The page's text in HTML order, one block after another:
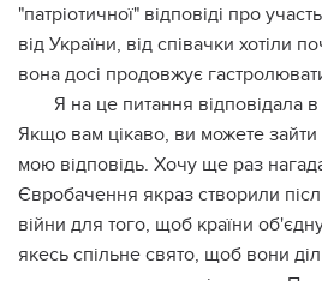
"патріотичної" відповіді про
від України, від співачки хотіли
вона досі продовжує
Я на це питання відповідала
Якщо вам цікаво, ви можете зайти
мою відповідь. Хочу ще раз
Євробачення якраз створили
війни для того, щоб країни
якесь спільне свято, щоб вони